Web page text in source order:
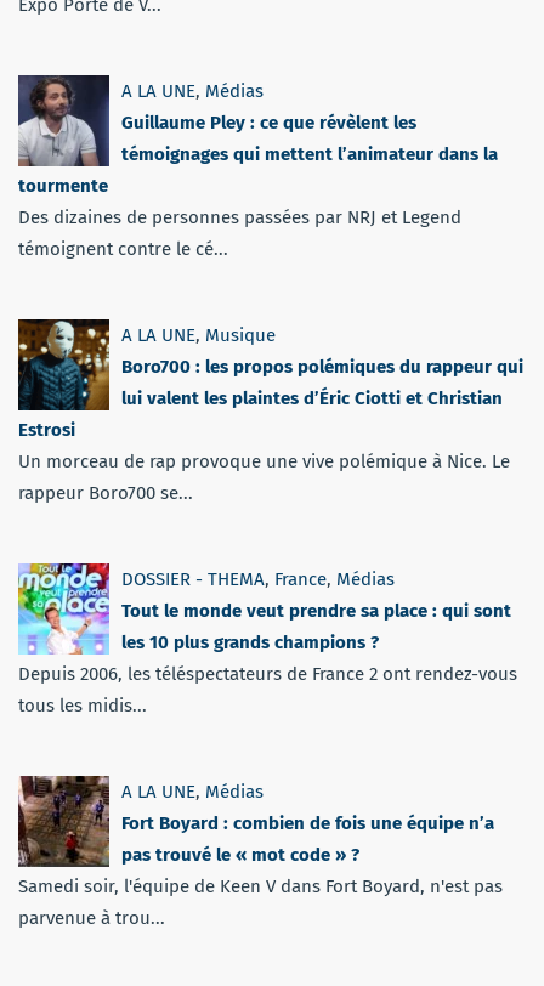
Expo Porte de V...
A LA UNE, Médias
Guillaume Pley : ce que révèlent les
témoignages qui mettent l’animateur dans la
tourmente
Des dizaines de personnes passées par NRJ et Legend
témoignent contre le cé...
A LA UNE, Musique
Boro700 : les propos polémiques du rappeur qui
lui valent les plaintes d’Éric Ciotti et Christian
Estrosi
Un morceau de rap provoque une vive polémique à Nice. Le
rappeur Boro700 se...
DOSSIER - THEMA, France, Médias
Tout le monde veut prendre sa place : qui sont
les 10 plus grands champions ?
Depuis 2006, les téléspectateurs de France 2 ont rendez-vous
tous les midis...
A LA UNE, Médias
Fort Boyard : combien de fois une équipe n’a
pas trouvé le « mot code » ?
Samedi soir, l'équipe de Keen V dans Fort Boyard, n'est pas
parvenue à trou...